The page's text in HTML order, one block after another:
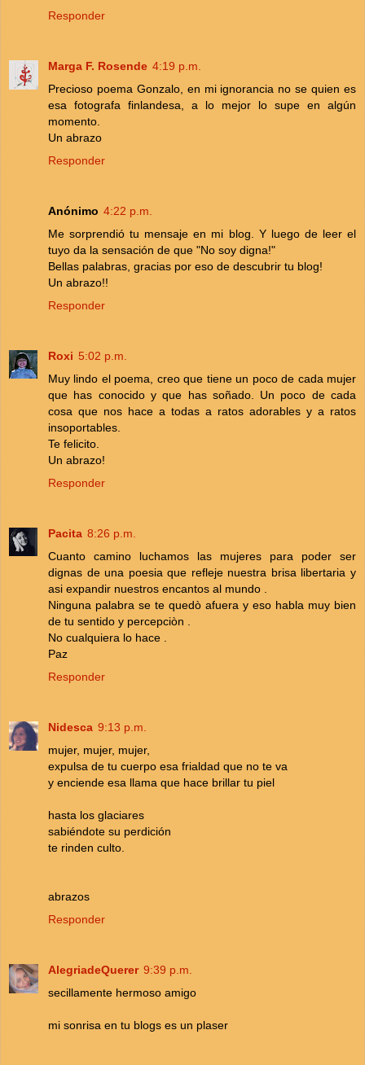
Responder
Marga F. Rosende 4:19 p.m.
Precioso poema Gonzalo, en mi ignorancia no se quien es
esa fotografa finlandesa, a lo mejor lo supe en algún
momento.
Un abrazo
Responder
Anónimo 4:22 p.m.
Me sorprendió tu mensaje en mi blog. Y luego de leer el
tuyo da la sensación de que "No soy digna!"
Bellas palabras, gracias por eso de descubrir tu blog!
Un abrazo!!
Responder
Roxi 5:02 p.m.
Muy lindo el poema, creo que tiene un poco de cada mujer
que has conocido y que has soñado. Un poco de cada
cosa que nos hace a todas a ratos adorables y a ratos
insoportables.
Te felicito.
Un abrazo!
Responder
Pacita 8:26 p.m.
Cuanto camino luchamos las mujeres para poder ser
dignas de una poesia que refleje nuestra brisa libertaria y
asi expandir nuestros encantos al mundo .
Ninguna palabra se te quedò afuera y eso habla muy bien
de tu sentido y percepciòn .
No cualquiera lo hace .
Paz
Responder
Nidesca 9:13 p.m.
mujer, mujer, mujer,
expulsa de tu cuerpo esa frialdad que no te va
y enciende esa llama que hace brillar tu piel
hasta los glaciares
sabiéndote su perdición
te rinden culto.
abrazos
Responder
AlegriadeQuerer 9:39 p.m.
secillamente hermoso amigo
mi sonrisa en tu blogs es un plaser